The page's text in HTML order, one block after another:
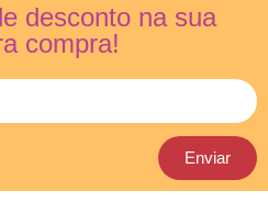
desconto na sua
compra!
Enviar